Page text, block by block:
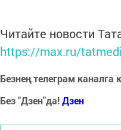
Читайте новости
https://max.ru/
Безнең телеграм
Без "Дзен"да!Дзен